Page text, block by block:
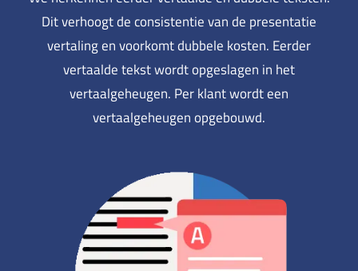
Dit verhoogt de consistentie van de presentatie
vertaling en voorkomt dubbele kosten. Eerder
vertaalde tekst wordt opgeslagen in het
vertaalgeheugen. Per klant wordt een
vertaalgeheugen opgebouwd.